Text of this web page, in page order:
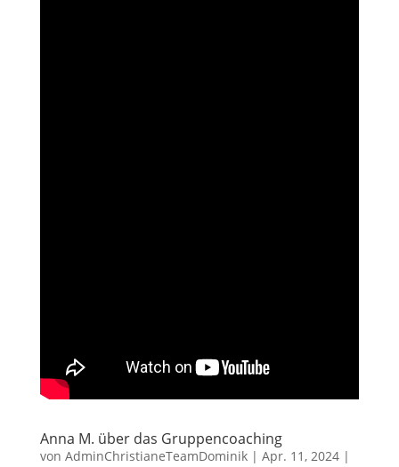
Anna M. über das Gruppencoaching
von AdminChristianeTeamDominik| Apr. 11, 2024|